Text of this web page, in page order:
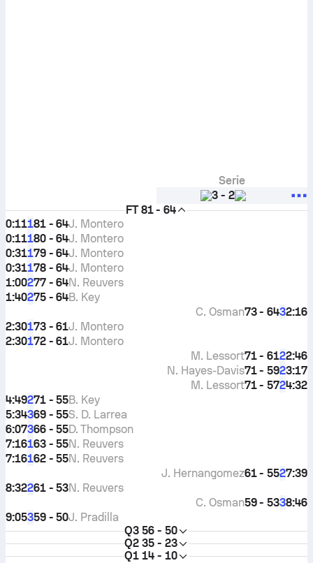
Serie
3 - 2
FT 81 - 64
0:11181 - 64J. Montero
0:11180 - 64J. Montero
0:31179 - 64J. Montero
0:31178 - 64J. Montero
1:00277 - 64N. Reuvers
1:40275 - 64B. Key
2:16
3
73 - 64
C. Osman
2:30173 - 61J. Montero
2:30172 - 61J. Montero
2:46
2
71 - 61
M. Lessort
3:17
2
71 - 59
N. Hayes-Davis
4:32
2
71 - 57
M. Lessort
4:49271 - 55B. Key
5:34369 - 55S. D. Larrea
6:07366 - 55D. Thompson
7:16163 - 55N. Reuvers
7:16162 - 55N. Reuvers
7:39
2
61 - 55
J. Hernangomez
8:32261 - 53N. Reuvers
8:46
3
59 - 53
C. Osman
9:05359 - 50J. Pradilla
Q3 56 - 50
Q2 35 - 23
Q1 14 - 10